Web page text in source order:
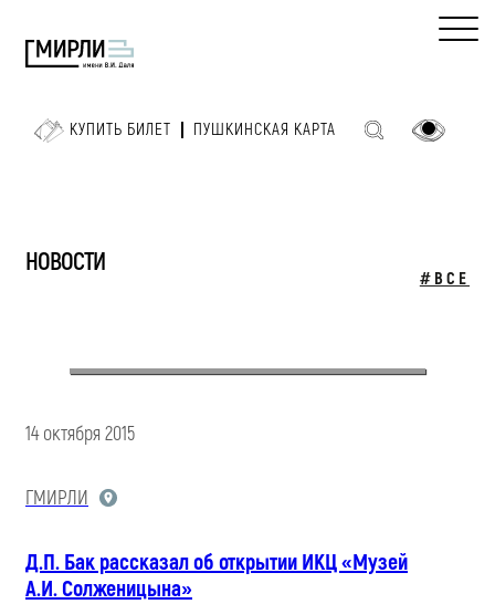
КУПИТЬ БИЛЕТ ПУШКИНСКАЯ КАРТА
НОВОСТИ
#ВСЕ
14 октября 2015
ГМИРЛИ
Д.П. Бак рассказал об открытии ИКЦ «Музей
А.И. Солженицына»